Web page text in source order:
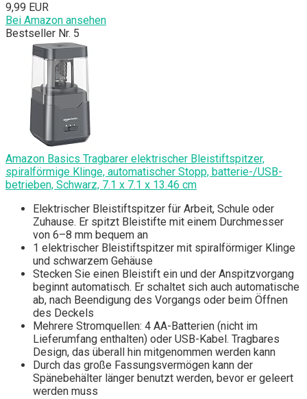
9,99 EUR
Bei Amazon ansehen
Bestseller Nr. 5
Amazon Basics Tragbarer elektrischer Bleistiftspitzer,
spiralförmige Klinge, automatischer Stopp, batterie-/USB-
betrieben, Schwarz, 7.1 x 7.1 x 13.46 cm
Elektrischer Bleistiftspitzer für Arbeit, Schule oder
Zuhause. Er spitzt Bleistifte mit einem Durchmesser
von 6–8 mm bequem an
1 elektrischer Bleistiftspitzer mit spiralförmiger Klinge
und schwarzem Gehäuse
Stecken Sie einen Bleistift ein und der Anspitzvorgang
beginnt automatisch. Er schaltet sich auch automatische
ab, nach Beendigung des Vorgangs oder beim Öffnen
des Deckels
Mehrere Stromquellen: 4 AA-Batterien (nicht im
Lieferumfang enthalten) oder USB-Kabel. Tragbares
Design, das überall hin mitgenommen werden kann
Durch das große Fassungsvermögen kann der
Spänebehälter länger benutzt werden, bevor er geleert
werden muss